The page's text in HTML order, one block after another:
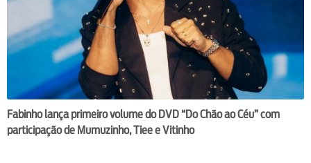
Fabinho lança primeiro volume do DVD “Do Chão ao Céu” com
participação de Mumuzinho, Tiee e Vitinho